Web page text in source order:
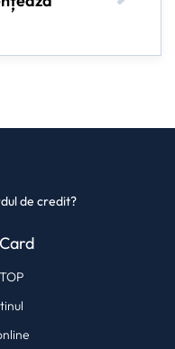
de credit?